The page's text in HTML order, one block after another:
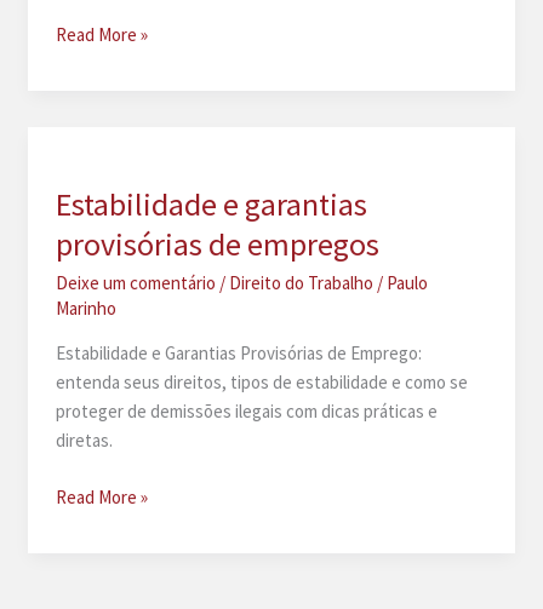
Melhor
Read More »
Estabilidade e garantias
provisórias de empregos
Deixe um comentário / Direito do Trabalho / Paulo
Marinho
Estabilidade e Garantias Provisórias de Emprego:
entenda seus direitos, tipos de estabilidade e como se
proteger de demissões ilegais com dicas práticas e
diretas.
Estabilidade
Read More »